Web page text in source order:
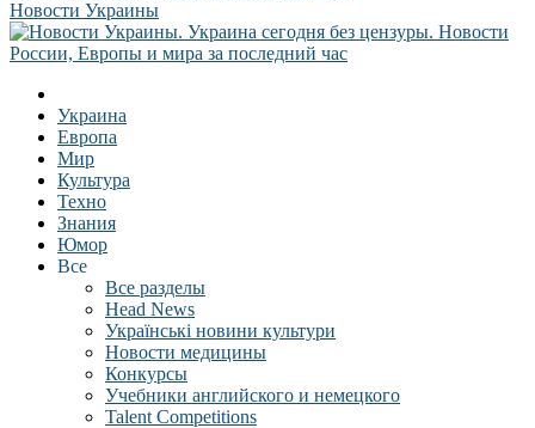
Новости Украины
Украина
Европа
Мир
Культура
Техно
Знания
Юмор
Все
Все разделы
Head News
Українські новини культури
Новости медицины
Конкурсы
Учебники английского и немецкого
Talent Competitions